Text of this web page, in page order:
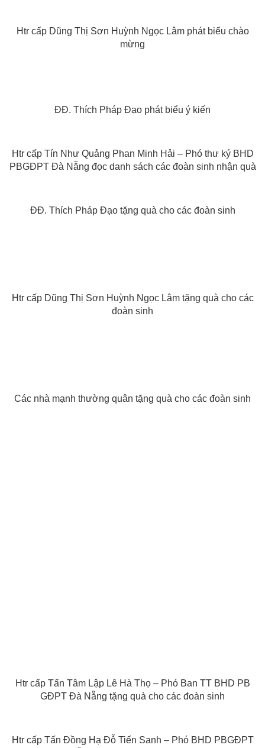
Htr cấp Dũng Thị Sơn Huỳnh Ngọc Lâm phát biểu chào
mừng
ĐĐ. Thích Pháp Đạo phát biểu ý kiến
Htr cấp Tín Như Quảng Phan Minh Hải – Phó thư ký BHD
PBGĐPT Đà Nẵng đọc danh sách các đoàn sinh nhận quà
ĐĐ. Thích Pháp Đạo tặng quà cho các đoàn sinh
Htr cấp Dũng Thị Sơn Huỳnh Ngọc Lâm tặng quà cho các
đoàn sinh
Các nhà mạnh thường quân tặng quà cho các đoàn sinh
Htr cấp Tấn Tâm Lập Lê Hà Thọ – Phó Ban TT BHD PB
GĐPT Đà Nẵng tặng quà cho các đoàn sinh
Htr cấp Tấn Đồng Hạ Đỗ Tiến Sanh – Phó BHD PBGĐPT